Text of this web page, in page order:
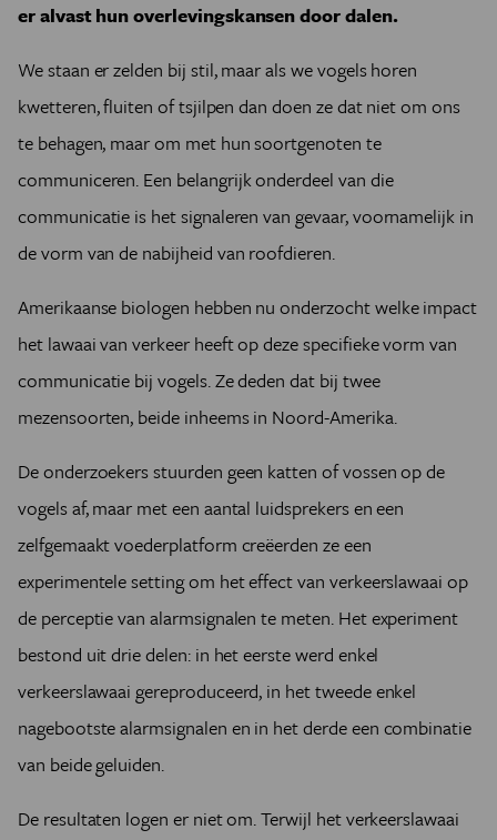
er alvast hun overlevingskansen door dalen.
We staan er zelden bij stil, maar als we vogels horen
kwetteren, fluiten of tsjilpen dan doen ze dat niet om ons
te behagen, maar om met hun soortgenoten te
communiceren. Een belangrijk onderdeel van die
communicatie is het signaleren van gevaar, voornamelijk in
de vorm van de nabijheid van roofdieren.
Amerikaanse biologen hebben nu onderzocht welke impact
het lawaai van verkeer heeft op deze specifieke vorm van
communicatie bij vogels. Ze deden dat bij twee
mezensoorten, beide inheems in Noord-Amerika.
De onderzoekers stuurden geen katten of vossen op de
vogels af, maar met een aantal luidsprekers en een
zelfgemaakt voederplatform creëerden ze een
experimentele setting om het effect van verkeerslawaai op
de perceptie van alarmsignalen te meten. Het experiment
bestond uit drie delen: in het eerste werd enkel
verkeerslawaai gereproduceerd, in het tweede enkel
nagebootste alarmsignalen en in het derde een combinatie
van beide geluiden.
De resultaten logen er niet om. Terwijl het verkeerslawaai